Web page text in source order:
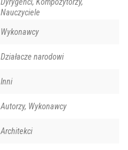
Nauczyciele
Wykonawcy
Działacze narodowi
Inni
Autorzy, Wykonawcy
Architekci